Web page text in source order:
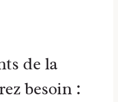
de la
besoin :